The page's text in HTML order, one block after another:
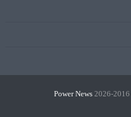
Power News